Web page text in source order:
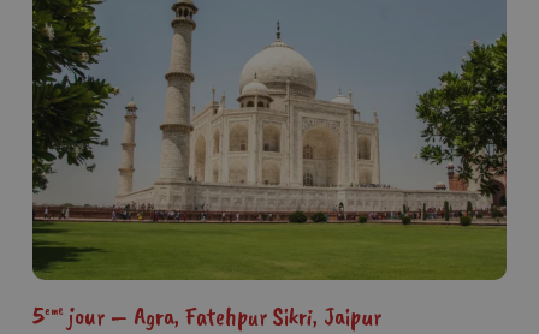
5emejour – Agra, Fatehpur Sikri, Jaipur